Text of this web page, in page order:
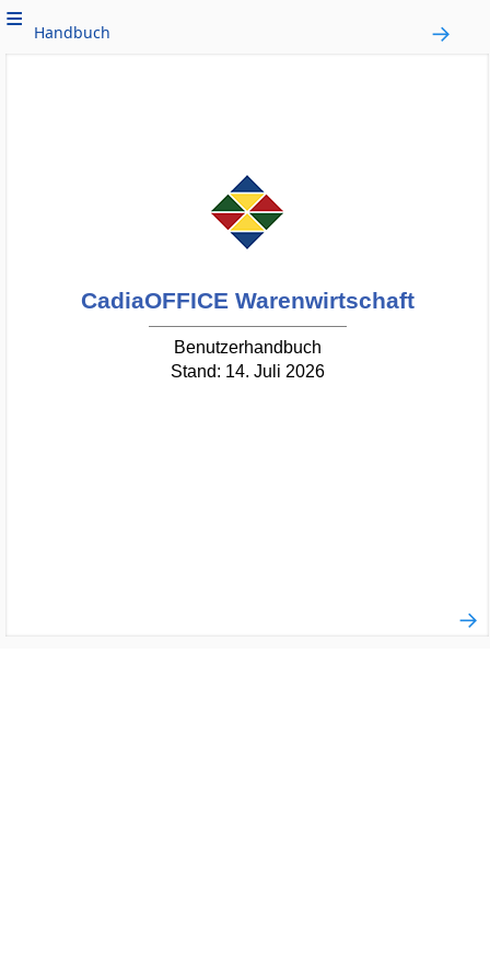
Handbuch
CadiaOFFICE Warenwirtschaft
Benutzerhandbuch
Stand: 14. Juli 2026